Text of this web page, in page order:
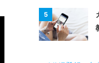
5